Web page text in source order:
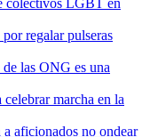
colectivos LGBT en
regalar pulseras
las ONG es una
marcha en la
aficionados no ondear